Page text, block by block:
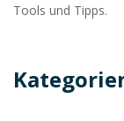
Tools und Tipps.